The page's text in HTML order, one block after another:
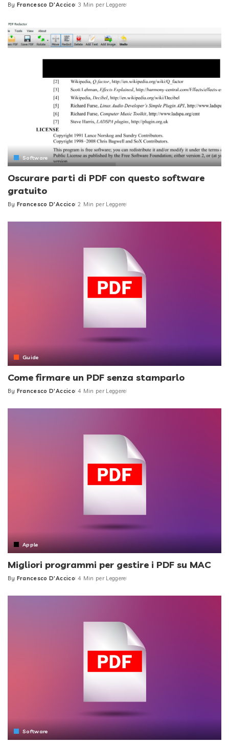
Posted
By Francesco D'Accico 3 Min per Leggere
Software
Oscurare parti di PDF con questo software
gratuito
Posted
By Francesco D'Accico 2 Min per Leggere
Guide
Come firmare un PDF senza stamparlo
Posted
By Francesco D'Accico 4 Min per Leggere
Apple
Migliori programmi per gestire i PDF su MAC
Posted
By Francesco D'Accico 4 Min per Leggere
Software